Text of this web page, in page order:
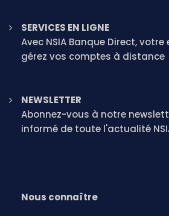
SERVICES EN LIGNE
Avec NSIA Banque Direct,
gérez vos comptes à distance
NEWSLETTER
Abonnez-vous à notre
informé de toute l'actualité
Nous connaître